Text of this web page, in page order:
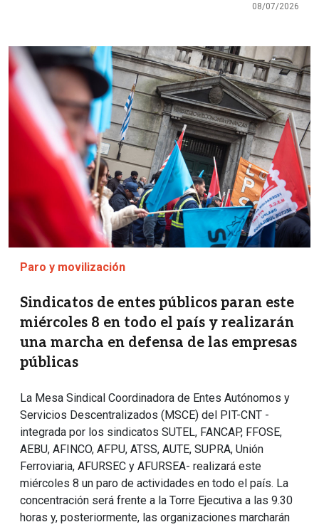
08/07/2026
Imagen
Paro y movilización
Sindicatos de entes públicos paran este
miércoles 8 en todo el país y realizarán
una marcha en defensa de las empresas
públicas
La Mesa Sindical Coordinadora de Entes Autónomos y
Servicios Descentralizados (MSCE) del PIT-CNT -
integrada por los sindicatos SUTEL, FANCAP, FFOSE,
AEBU, AFINCO, AFPU, ATSS, AUTE, SUPRA, Unión
Ferroviaria, AFURSEC y AFURSEA- realizará este
miércoles 8 un paro de actividades en todo el país. La
concentración será frente a la Torre Ejecutiva a las 9.30
horas y, posteriormente, las organizaciones marcharán